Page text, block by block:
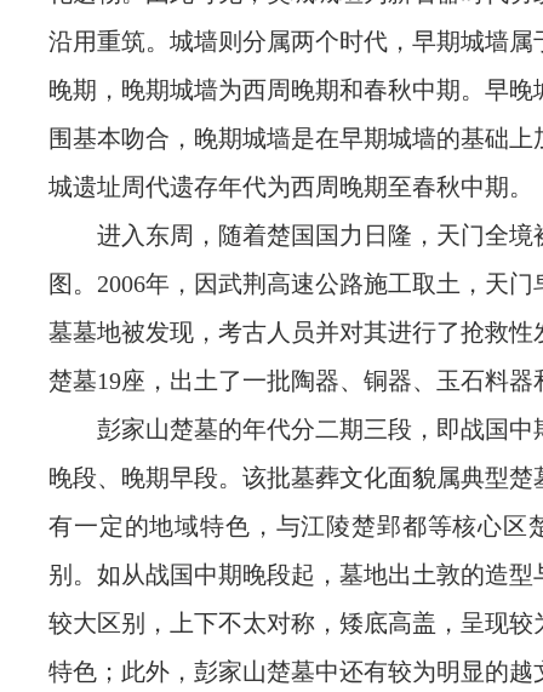
沿用重筑。城墙则分属两个时代，早期城墙属
晚期，晚期城墙为西周晚期和春秋中期。早晚
围基本吻合，晚期城墙是在早期城墙的基础上
城遗址周代遗存年代为西周晚期至春秋中期。
进入东周，随着楚国国力日隆，天门全境
图。2006年，因武荆高速公路施工取土，天
墓墓地被发现，考古人员并对其进行了抢救性
楚墓19座，出土了一批陶器、铜器、玉石料器
彭家山楚墓的年代分二期三段，即战国中
晚段、晚期早段。该批墓葬文化面貌属典型楚
有一定的地域特色，与江陵楚郢都等核心区
别。如从战国中期晚段起，墓地出土敦的造型
较大区别，上下不太对称，矮底高盖，呈现较
特色；此外，彭家山楚墓中还有较为明显的越